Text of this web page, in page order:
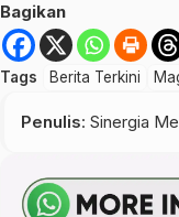
Bagikan
Tags Berita Terkini
Penulis: Sinergia